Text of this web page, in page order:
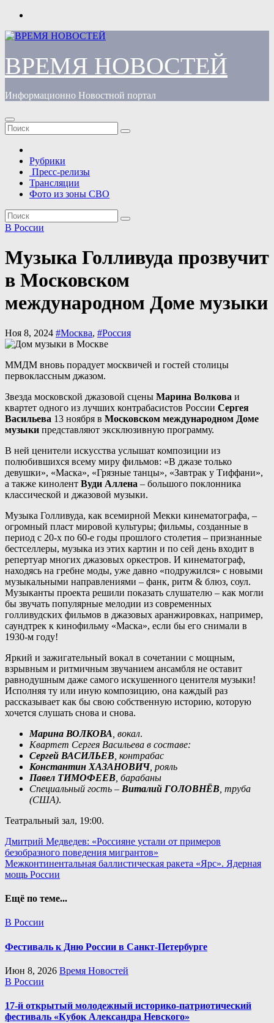
Перейти
содержимому
ВРЕМЯ НОВОСТЕЙ
Информационно Новостной портал
Рубрики
Пресс-релизы
Трансляции
Фото из зоны СВО
В России
Музыка Голливуда прозвучит
в Московском
международном Доме музыки
Ноя 8, 2024 #Москва, #Россия
ММДМ вновь порадует москвичей и гостей столицы
первоклассным джазом.
Звезда московской джазовой сцены Марина Волкова и
квартет одного из лучших контрабасистов России Сергея
Васильева 13 ноября в Московском международном Доме
музыки представляют эксклюзивную программу.
В ней ценители искусства услышат композиции из
полюбившихся всему миру фильмов: «В джазе только
девушки», «Маска», «Грязные танцы», «Завтрак у Тиффани»,
а также кинолент Вуди Аллена – большого поклонника
классической и джазовой музыки.
Музыка Голливуда, как всемирной Мекки кинематографа, –
огромный пласт мировой культуры; фильмы, созданные в
период с 20-х по 60-е годы прошлого столетия – признанные
бестселлеры, музыка из этих картин и по сей день входит в
репертуар многих джазовых оркестров. И кинематограф,
находясь на гребне моды, уже давно «подружился» с новыми
музыкальными направлениями – фанк, ритм & блюз, соул.
Музыканты проекта решили показать слушателю – как могли
бы звучать популярные мелодии из современных
голливудских фильмов в джазовых аранжировках, например,
саундтрек к кинофильму «Маска», если бы его снимали в
1930-м году!
Яркий и зажигательный вокал в сочетании с мощным,
взрывным и ритмичным звучанием ансамбля не оставит
равнодушным даже самого искушенного ценителя музыки!
Исполняя ту или иную композицию, она каждый раз
рассказывает как бы свою собственную историю, которую
хочется слушать снова и снова.
Марина ВОЛКОВА , вокал.
Квартет Сергея Васильева в составе:
Сергей ВАСИЛЬЕВ , контрабас
Константин ХАЗАНОВИЧ, рояль
Павел ТИМОФЕЕВ , барабаны
Специальный гость – Виталий ГОЛОВНЁВ , труба
(США).
Театральный зал, 19:00.
Навигация
по
записям
Дмитрий Медведев: «Россияне устали от примеров
безобразного поведения мигрантов»
Межконтинентальная баллистическая ракета «Ярс». Ядерная
мощь России
Ещё по теме...
В России
Фестиваль к Дню России в Санкт-Петербурге
Июн 8, 2026 Время Новостей
В России
17-й открытый молодежный историко-патриотический
фестиваль «Кубок Александра Невского»